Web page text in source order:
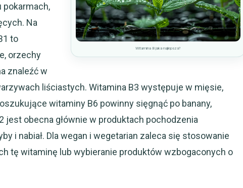
Witamina B jaka najlepsza?
Na
to
orzechy
znaleźć w
liściastych. Witamina B3 występuje w mięsie,
witaminy B6 powinny sięgnąć po banany,
jest obecna głównie w produktach pochodzenia
i nabiał. Dla wegan i wegetarian zaleca się stosowanie
tę witaminę lub wybieranie produktów wzbogaconych o